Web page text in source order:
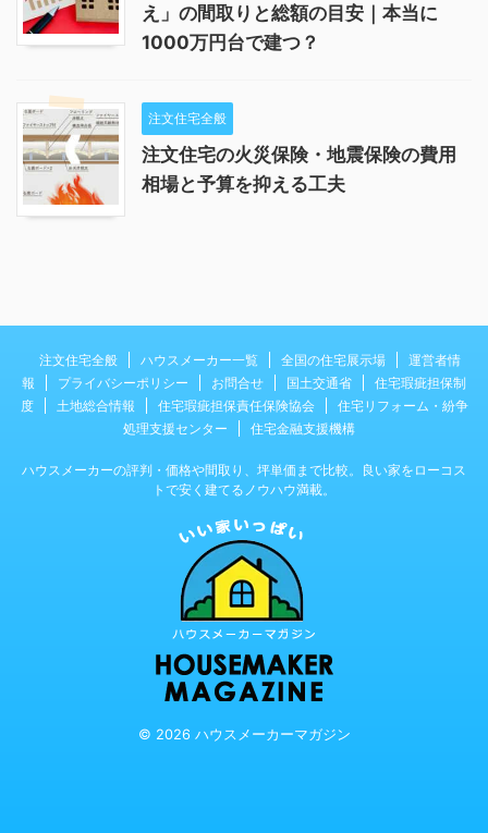
え」の間取りと総額の目安｜本当に
1000万円台で建つ？
注文住宅全般
注文住宅の火災保険・地震保険の費用
相場と予算を抑える工夫
注文住宅全般 ハウスメーカー一覧 全国の住宅展示場
運営者情
報
プライバシーポリシー お問合せ 国土交通省
住宅瑕疵担保制
度
土地総合情報 住宅瑕疵担保責任保険協会
住宅リフォーム・紛争
処理支援センター
住宅金融支援機構
ハウスメーカーの評判・価格や間取り、坪単価まで比較。良い家をローコス
トで安く建てるノウハウ満載。
© 2026 ハウスメーカーマガジン